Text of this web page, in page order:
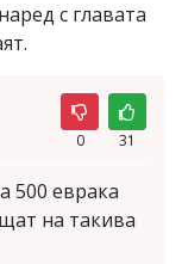
с главата
0 31
500 еврака
на такива